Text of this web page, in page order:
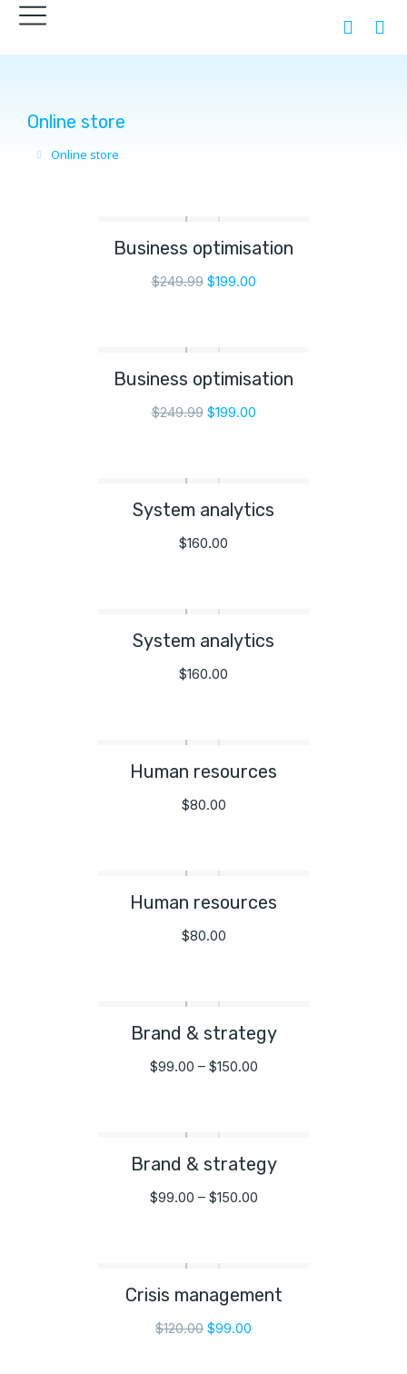
Online store
You are here:
Online store
Business optimisation
$249.99 $199.00
Business optimisation
$249.99 $199.00
System analytics
$160.00
System analytics
$160.00
Human resources
$80.00
Human resources
$80.00
Brand & strategy
$99.00 – $150.00
Brand & strategy
$99.00 – $150.00
Crisis management
$120.00 $99.00